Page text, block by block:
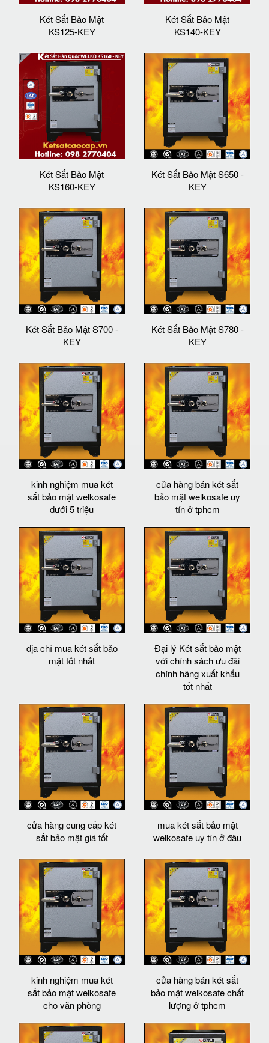
Két Sắt Bảo Mật
KS125-KEY
Két Sắt Bảo Mật
KS140-KEY
Két Sắt Bảo Mật
KS160-KEY
Két Sắt Bảo Mật S650 -
KEY
Két Sắt Bảo Mật S700 -
KEY
Két Sắt Bảo Mật S780 -
KEY
kinh nghiệm mua két
sắt bảo mật welkosafe
dưới 5 triệu
cửa hàng bán két sắt
bảo mật welkosafe uy
tín ở tphcm
địa chỉ mua két sắt bảo
mật tốt nhất
Đại lý Két sắt bảo mật
với chính sách ưu đãi
chính hãng xuất khẩu
tốt nhất
cửa hàng cung cấp két
sắt bảo mật giá tốt
mua két sắt bảo mật
welkosafe uy tín ở đâu
kinh nghiệm mua két
sắt bảo mật welkosafe
cho văn phòng
cửa hàng bán két sắt
bảo mật welkosafe chất
lượng ở tphcm